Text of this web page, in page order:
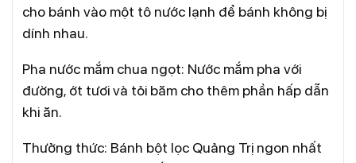
cho bánh vào một tô nước lạnh để bánh không bị
dính nhau.
Pha nước mắm chua ngọt: Nước mắm pha với
đường, ớt tươi và tỏi băm cho thêm phần hấp dẫn
khi ăn.
Thưởng thức: Bánh bột lọc Quảng Trị ngon nhất